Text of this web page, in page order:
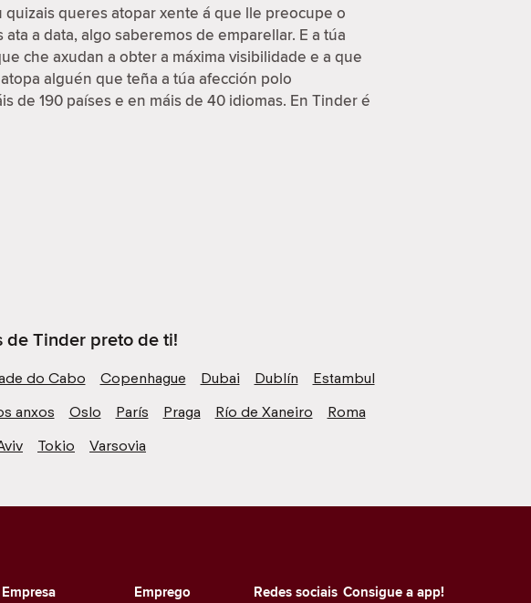
queres atopar xente á que lle preocupe o
a data, algo saberemos de emparellar. E a túa
che axudan a obter a máxima visibilidade e a que
alguén que teña a túa afección polo
de 190 países e en máis de 40 idiomas. En Tinder é
de Tinder preto de ti!
do Cabo Copenhague Dubai Dublín
Estambul
anxos Oslo París Praga Río de Xaneiro
Roma
Tokio Varsovia
Redes sociais
Emprego
Empresa Consigue a app!